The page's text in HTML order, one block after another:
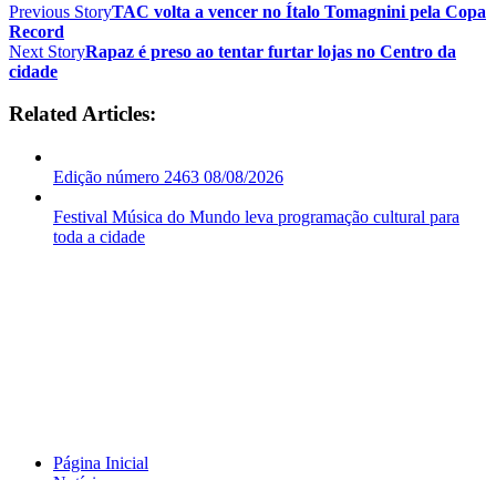
Previous StoryTAC volta a vencer no Ítalo Tomagnini pela Copa
Record
Next StoryRapaz é preso ao tentar furtar lojas no Centro da
cidade
Related Articles:
Edição número 2463 08/08/2026
Festival Música do Mundo leva programação cultural para
toda a cidade
Página Inicial